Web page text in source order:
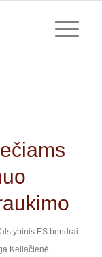
ES bendrai
Keliačienė